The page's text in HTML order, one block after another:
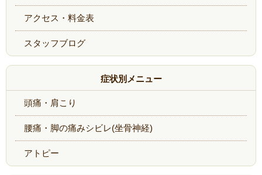
症状別メニュー
頭痛・肩こり
腰痛・脚の痛みシビレ(坐骨神経)
アトピー